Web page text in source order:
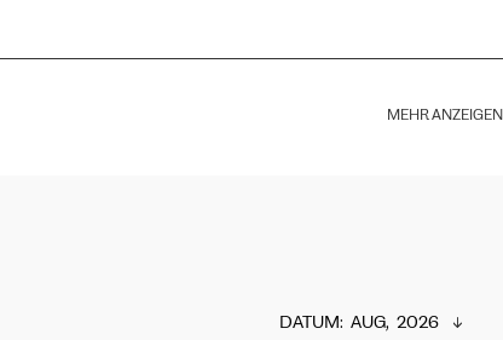
MEHR ANZEIGEN
DATUM: AUG,  2026